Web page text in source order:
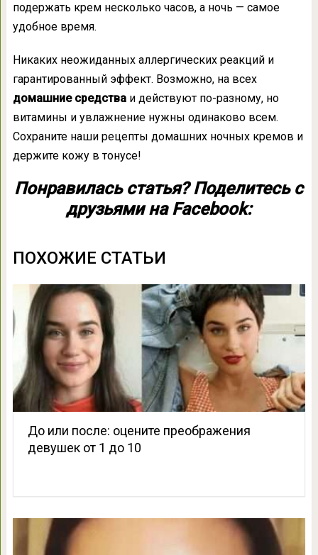
подержать крем несколько часов, а ночь — самое
удобное время.
Никаких неожиданных аллергических реакций и
гарантированный эффект. Возможно, на всех
домашние средстваи действуют по-разному, но
витамины и увлажнение нужны одинаково всем.
Сохраните наши рецепты домашних ночных кремов и
держите кожу в тонусе!
Понравилась статья? Поделитесь с
друзьями на Facebook:
ПОХОЖИЕ СТАТЬИ
До или после: оцените преображения
девушек от 1 до 10